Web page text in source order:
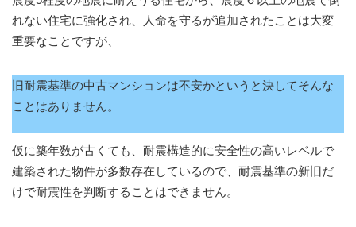
れない住宅に強化され、人命を守るが追加されたことは大変
重要なことですが、
旧耐震基準の中古マンションは不安かというと決してそんな
ことはありません。
仮に築年数が古くても、耐震構造的に安全性の高いレベルで
建築された物件が多数存在しているので、耐震基準の新旧だ
けで耐震性を判断することはできません。